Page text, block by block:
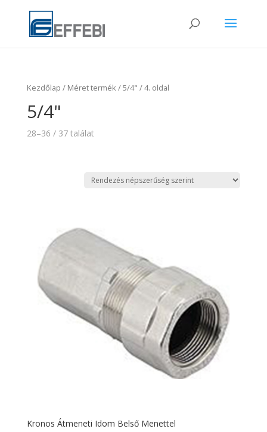
Kezdőlap / Méret termék /5/4" / 4. oldal
5/4"
28–36 / 37 találat
Kronos Átmeneti Idom Belső Menettel